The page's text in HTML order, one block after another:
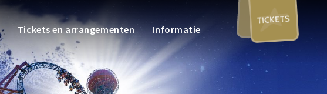
Tickets en arrangementen Informatie
TICKETS